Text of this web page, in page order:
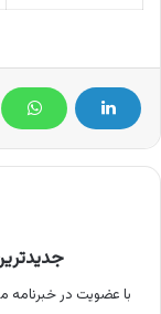
با عضویت در خبرنامه